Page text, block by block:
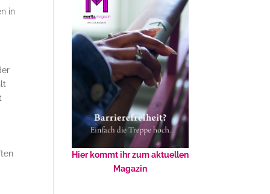
in
Hier kommt ihr zum aktuellen
Magazin